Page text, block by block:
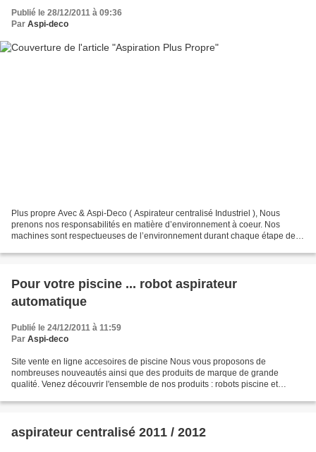
Publié le 28/12/2011 à 09:36
Par Aspi-deco
Plus propre Avec & Aspi-Deco ( Aspirateur centralisé Industriel ), Nous
prenons nos responsabilités en matière d’environnement à coeur. Nos
machines sont respectueuses de l’environnement durant chaque étape de
Pour votre piscine ... robot aspirateur
automatique
Publié le 24/12/2011 à 11:59
Par Aspi-deco
Site vente en ligne accesoires de piscine Nous vous proposons de
nombreuses nouveautés ainsi que des produits de marque de grande
qualité. Venez découvrir l'ensemble de nos produits : robots piscine et
aspirateur centralisé 2011 / 2012